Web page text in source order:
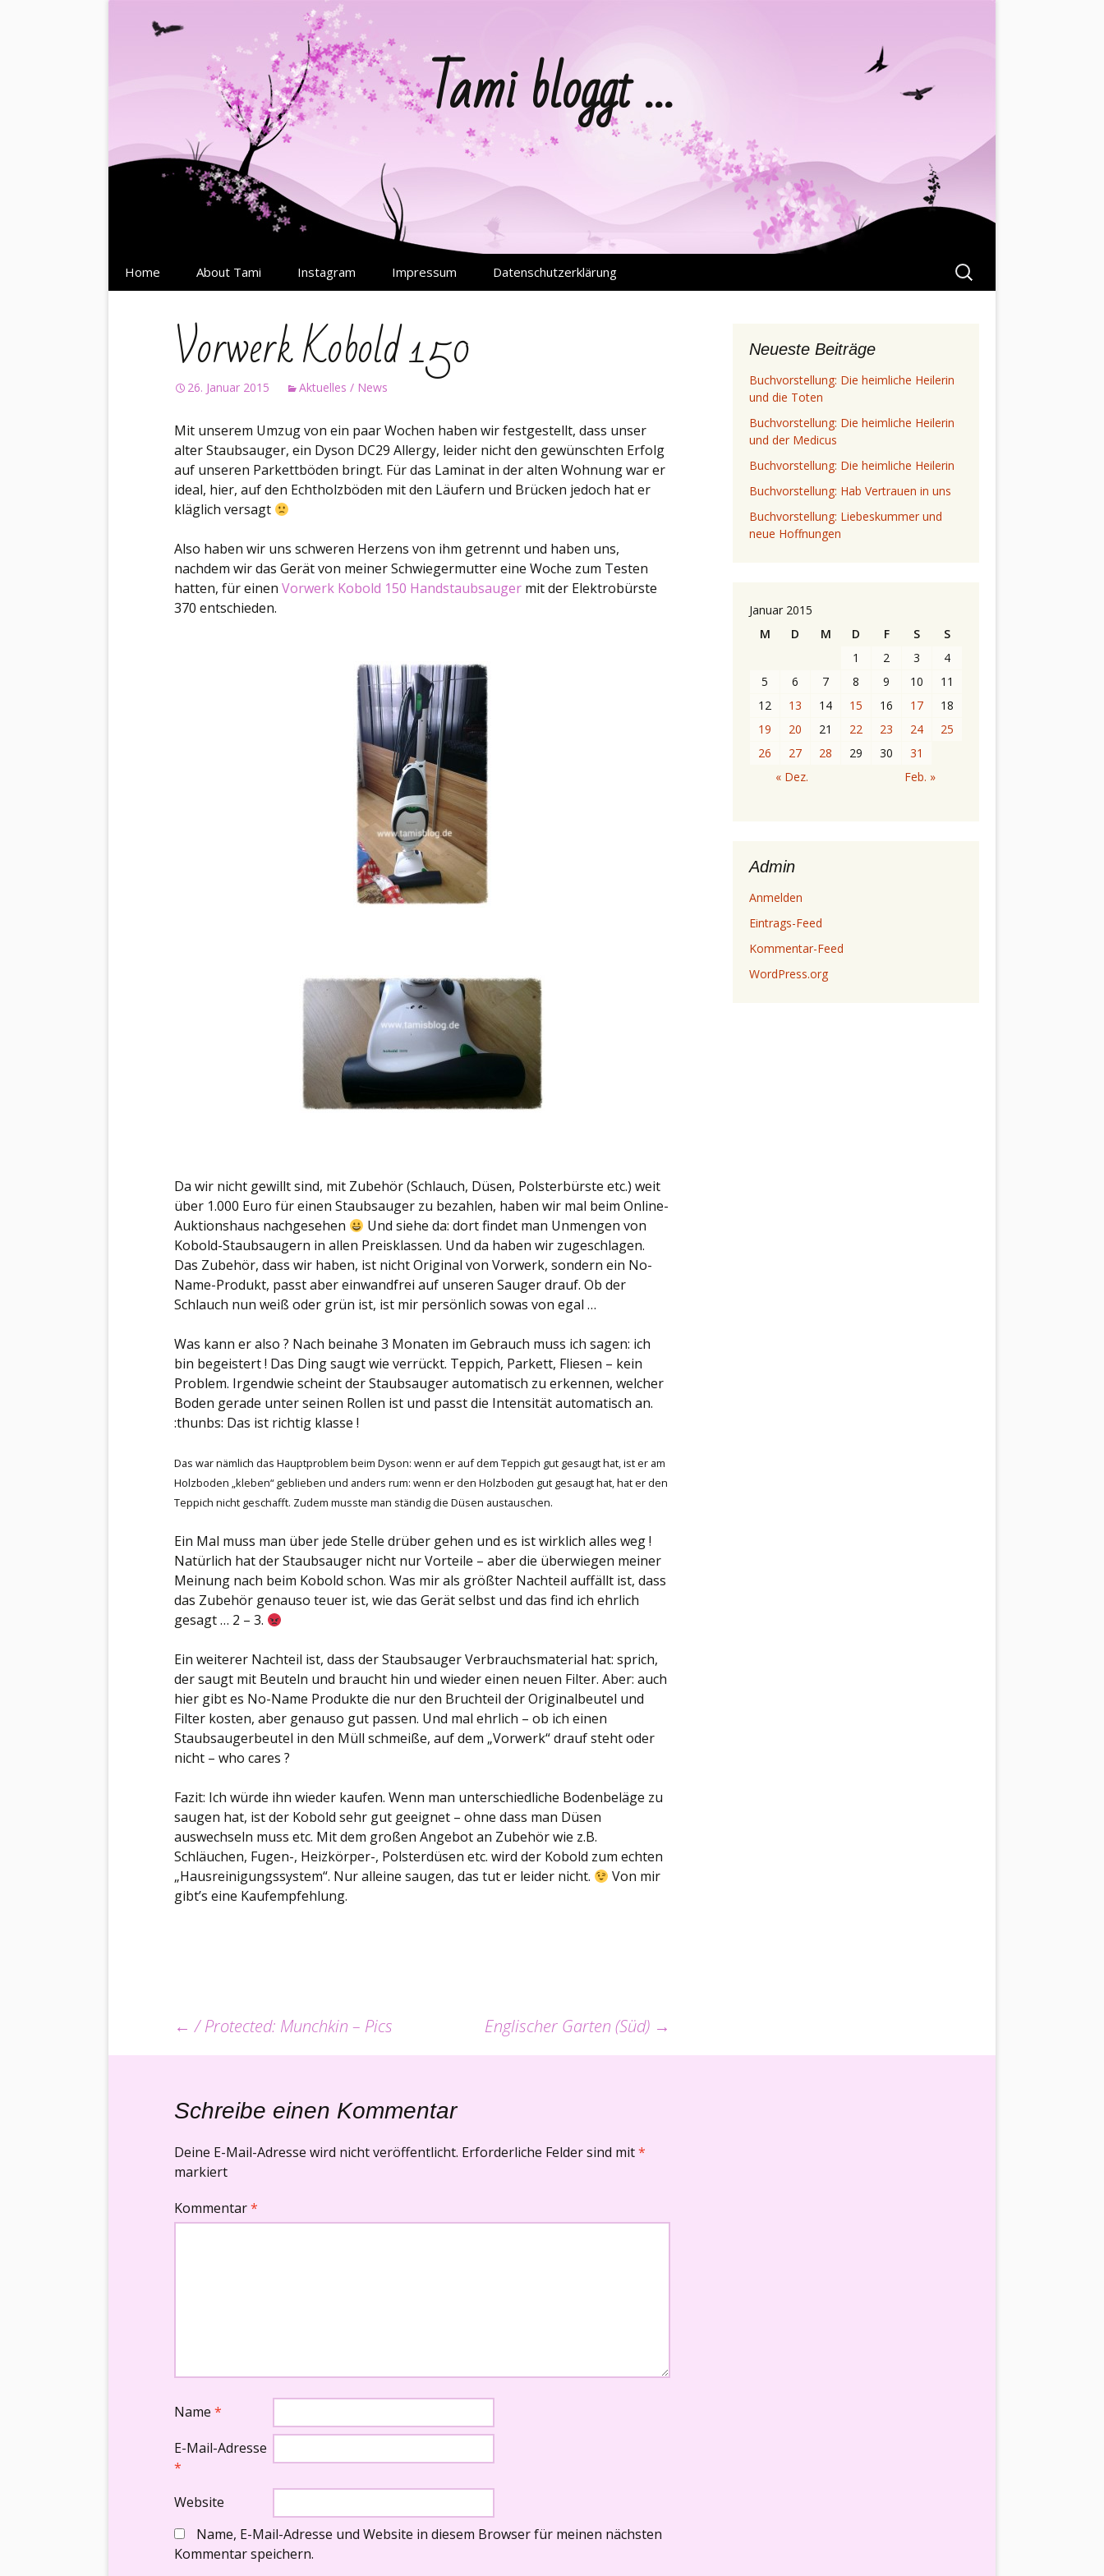
Tami bloggt …
zum
Home About Tami Instagram Impressum Datenschutzerklärung
Suchen
nach:
Vorwerk Kobold 150
26. Januar 2015 Aktuelles / News
Mit unserem Umzug von ein paar Wochen haben wir festgestellt, dass unser
alter Staubsauger, ein Dyson DC29 Allergy, leider nicht den gewünschten Erfolg
auf unseren Parkettböden bringt. Für das Laminat in der alten Wohnung war er
ideal, hier, auf den Echtholzböden mit den Läufern und Brücken jedoch hat er
kläglich versagt
Also haben wir uns schweren Herzens von ihm getrennt und haben uns,
nachdem wir das Gerät von meiner Schwiegermutter eine Woche zum Testen
hatten, für einen Vorwerk Kobold 150 Handstaubsauger mit der Elektrobürste
370 entschieden.
Da wir nicht gewillt sind, mit Zubehör (Schlauch, Düsen, Polsterbürste etc.) weit
über 1.000 Euro für einen Staubsauger zu bezahlen, haben wir mal beim Online-
Auktionshaus nachgesehen
Und siehe da: dort findet man Unmengen von
Kobold-Staubsaugern in allen Preisklassen. Und da haben wir zugeschlagen.
Das Zubehör, dass wir haben, ist nicht Original von Vorwerk, sondern ein No-
Name-Produkt, passt aber einwandfrei auf unseren Sauger drauf. Ob der
Schlauch nun weiß oder grün ist, ist mir persönlich sowas von egal …
Was kann er also ? Nach beinahe 3 Monaten im Gebrauch muss ich sagen: ich
bin begeistert ! Das Ding saugt wie verrückt. Teppich, Parkett, Fliesen – kein
Problem. Irgendwie scheint der Staubsauger automatisch zu erkennen, welcher
Boden gerade unter seinen Rollen ist und passt die Intensität automatisch an.
:thunbs: Das ist richtig klasse !
Das war nämlich das Hauptproblem beim Dyson: wenn er auf dem Teppich gut gesaugt hat, ist er am
Holzboden „kleben“ geblieben und anders rum: wenn er den Holzboden gut gesaugt hat, hat er den
Teppich nicht geschafft. Zudem musste man ständig die Düsen austauschen.
Ein Mal muss man über jede Stelle drüber gehen und es ist wirklich alles weg !
Natürlich hat der Staubsauger nicht nur Vorteile – aber die überwiegen meiner
Meinung nach beim Kobold schon. Was mir als größter Nachteil auffällt ist, dass
das Zubehör genauso teuer ist, wie das Gerät selbst und das find ich ehrlich
gesagt … 2 – 3.
Ein weiterer Nachteil ist, dass der Staubsauger Verbrauchsmaterial hat: sprich,
der saugt mit Beuteln und braucht hin und wieder einen neuen Filter. Aber: auch
hier gibt es No-Name Produkte die nur den Bruchteil der Originalbeutel und
Filter kosten, aber genauso gut passen. Und mal ehrlich – ob ich einen
Staubsaugerbeutel in den Müll schmeiße, auf dem „Vorwerk“ drauf steht oder
nicht – who cares ?
Fazit: Ich würde ihn wieder kaufen. Wenn man unterschiedliche Bodenbeläge zu
saugen hat, ist der Kobold sehr gut geeignet – ohne dass man Düsen
auswechseln muss etc. Mit dem großen Angebot an Zubehör wie z.B.
Schläuchen, Fugen-, Heizkörper-, Polsterdüsen etc. wird der Kobold zum echten
„Hausreinigungssystem“. Nur alleine saugen, das tut er leider nicht.
Von mir
gibt’s eine Kaufempfehlung.
Beitrags-
Navigation
← / Protected: Munchkin – Pics Englischer Garten (Süd) →
Schreibe einen Kommentar
Deine E-Mail-Adresse wird nicht veröffentlicht. Erforderliche Felder sind mit*
markiert
Kommentar*
Name *
E-Mail-Adresse
*
Website
Name, E-Mail-Adresse und Website in diesem Browser für meinen nächsten
Kommentar speichern.
Neueste Beiträge
Buchvorstellung: Die heimliche Heilerin
und die Toten
Buchvorstellung: Die heimliche Heilerin
und der Medicus
Buchvorstellung: Die heimliche Heilerin
Buchvorstellung: Hab Vertrauen in uns
Buchvorstellung: Liebeskummer und
neue Hoffnungen
Januar 2015
M
D M D F S
S
1
2 3
4
5
6 7 8 9 10
11
12
13 14 15 16 17
18
19
20 21 22 23 24
25
26
27 28 29 30
31
« Dez.
Feb. »
Admin
Anmelden
Eintrags-Feed
Kommentar-Feed
WordPress.org